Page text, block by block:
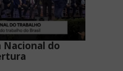
do